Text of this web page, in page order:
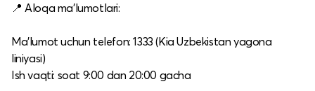
📍 Aloqa ma’lumotlari:
Ma’lumot uchun telefon: 1333 (Kia Uzbekistan yagona
liniyasi)​
Ish vaqti: soat 9:00 dan 20:00 gacha​